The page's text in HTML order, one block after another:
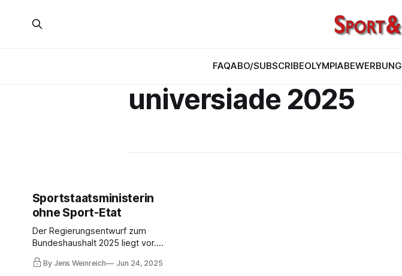
FAQABO/SUBSCRIBEOLYMPIABEWERBUNG
universiade 2025
Sportstaatsministerin
ohne Sport-Etat
Der Regierungsentwurf zum
Bundeshaushalt 2025 liegt vor.
Surprise, surprise: Der Sport wird
weiter im Etat des
By Jens Weinreich Jun 24, 2025